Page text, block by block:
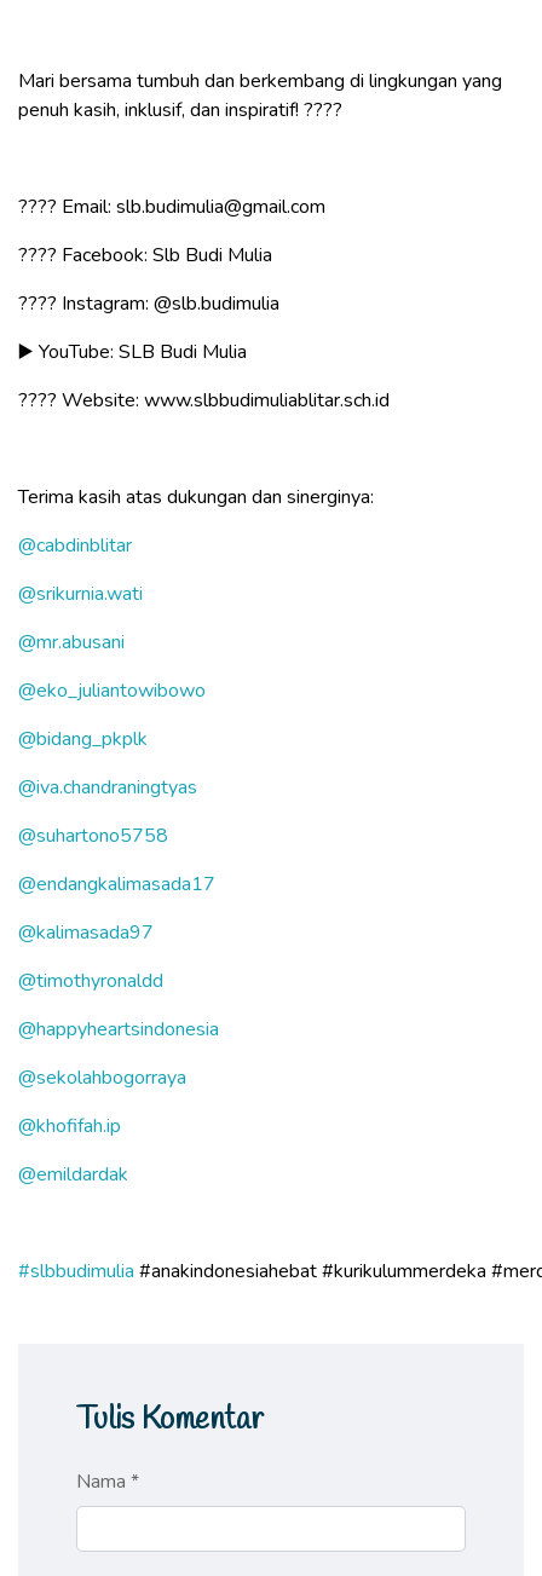
Mari bersama tumbuh dan berkembang di lingkungan yang
penuh kasih, inklusif, dan inspiratif! ????
???? Email: slb.budimulia@gmail.com
???? Facebook: Slb Budi Mulia
???? Instagram: @slb.budimulia
▶️ YouTube: SLB Budi Mulia
???? Website: www.slbbudimuliablitar.sch.id
Terima kasih atas dukungan dan sinerginya:
@cabdinblitar
@srikurnia.wati
@mr.abusani
@eko_juliantowibowo
@bidang_pkplk
@iva.chandraningtyas
@suhartono5758
@endangkalimasada17
@kalimasada97
@timothyronaldd
@happyheartsindonesia
@sekolahbogorraya
@khofifah.ip
@emildardak
#slbbudimulia #anakindonesiahebat#kurikulummerdeka
Tulis Komentar
Nama *